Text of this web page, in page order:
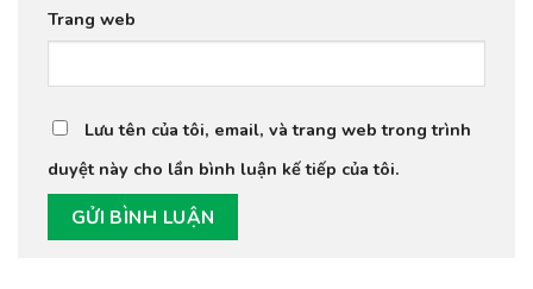
Trang web
Lưu tên của tôi, email, và trang web trong trình
duyệt này cho lần bình luận kế tiếp của tôi.